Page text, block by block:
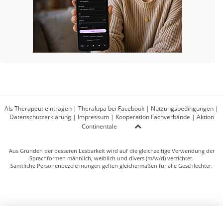
Als Therapeut eintragen | Theralupa bei Facebook | Nutzungsbedingungen |
Datenschutzerklärung| Impressum| Kooperation Fachverbände | Aktion
Continentale
Aus Gründen der besseren Lesbarkeit wird auf die gleichzeitige Verwendung der
Sprachformen männlich, weiblich und divers (m/w/d) verzichtet.
Sämtliche Personenbezeichnungen gelten gleichermaßen für alle Geschlechter.